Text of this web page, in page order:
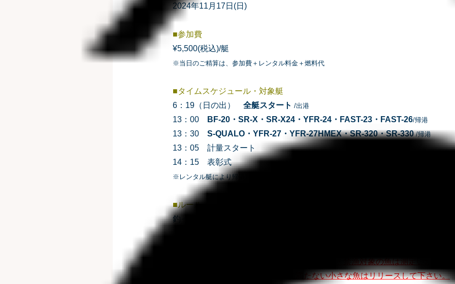
2024年11月17日(日)
■参加費
¥5,500(税込)/艇
※当日のご精算は、参加費＋レンタル料金＋燃料代
■タイムスケジュール・対象艇
6：19（日の出） 全艇スタート /出港
13：00 BF-20・SR-X・SR-X24・YFR-24・FAST-23・ FAST-26/帰港
13：30 S-QUALO・YFR-27・YFR-27HMEX・SR-320・SR-330/帰港
13：05 計量スタート
14：15 表彰式
※レンタル艇により帰港時間が異なります
■ルール
釣った魚、３匹の総重量で順位を決めます。
召し上がらない魚・禁漁対象の魚は測定いたしま
10ｃｍに満たない小さな魚はリリースして下さい。